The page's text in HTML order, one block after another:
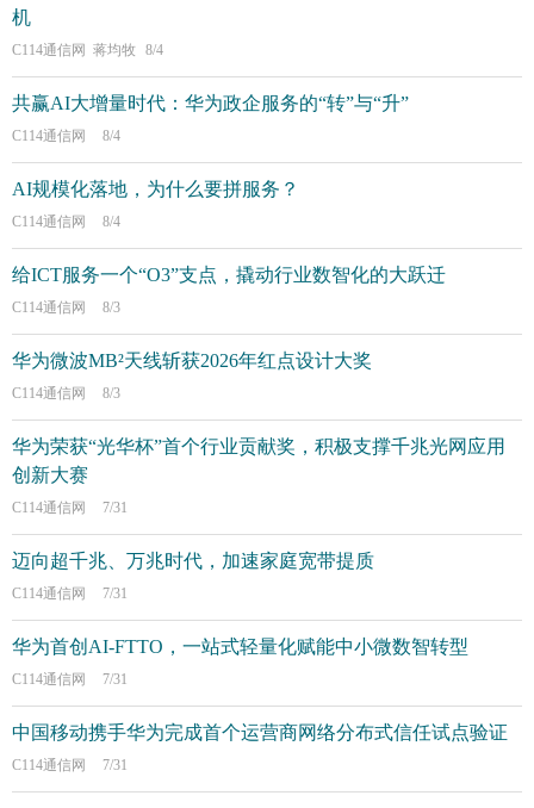
机
C114通信网 蒋均牧 8/4
共赢AI大增量时代：华为政企服务的“转”与“升”
C114通信网 8/4
AI规模化落地，为什么要拼服务？
C114通信网 8/4
给ICT服务一个“O3”支点，撬动行业数智化的大跃迁
C114通信网 8/3
华为微波MB²天线斩获2026年红点设计大奖
C114通信网 8/3
华为荣获“光华杯”首个行业贡献奖，积极支撑千兆光网应用
创新大赛
C114通信网 7/31
迈向超千兆、万兆时代，加速家庭宽带提质
C114通信网 7/31
华为首创AI-FTTO，一站式轻量化赋能中小微数智转型
C114通信网 7/31
中国移动携手华为完成首个运营商网络分布式信任试点验证
C114通信网 7/31